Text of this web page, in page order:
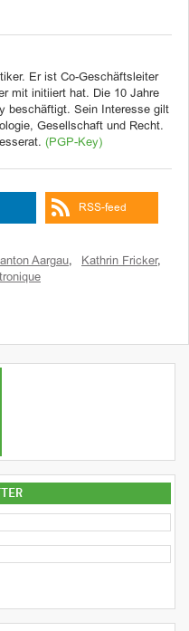
Er ist Co-Geschäftsleiter
mit initiiert hat. Die 10 Jahre
beschäftigt. Sein Interesse gilt
Gesellschaft und Recht.
(PGP-Key)
RSS-feed
Aargau, Kathrin Fricker,